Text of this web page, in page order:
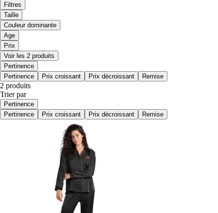
Filtres
Taille
Couleur dominante
Age
Prix
Voir les 2 produits
Pertinence
Pertinence
Prix croissant Prix décroissant Remise
2 produits
Trier par
Pertinence
Pertinence
Prix croissant Prix décroissant Remise